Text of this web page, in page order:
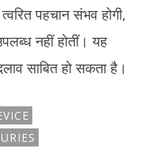
पहचान संभव होगी,
नहीं होतीं। यह
साबित हो सकता है।